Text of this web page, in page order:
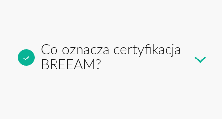
Co oznacza certyfikacja
BREEAM?